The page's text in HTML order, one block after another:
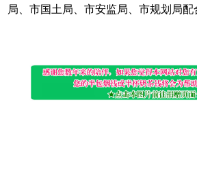
局、市国土局、市安监局、市规划局配